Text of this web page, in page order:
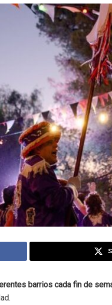
barrios cada fin de